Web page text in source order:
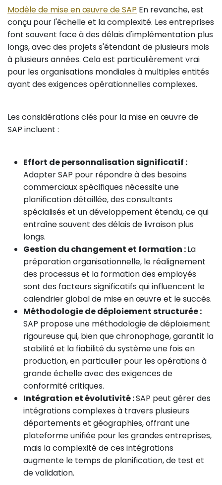
Modèle de mise en œuvre de SAP En revanche, est
conçu pour l'échelle et la complexité. Les entreprises
font souvent face à des délais d'implémentation plus
longs, avec des projets s'étendant de plusieurs mois
à plusieurs années. Cela est particulièrement vrai
pour les organisations mondiales à multiples entités
ayant des exigences opérationnelles complexes.
Les considérations clés pour la mise en œuvre de
SAP incluent :
Effort de personnalisation significatif :
Adapter SAP pour répondre à des besoins
commerciaux spécifiques nécessite une
planification détaillée, des consultants
spécialisés et un développement étendu, ce qui
entraîne souvent des délais de livraison plus
longs.
Gestion du changement et formation :La
préparation organisationnelle, le réalignement
des processus et la formation des employés
sont des facteurs significatifs qui influencent le
calendrier global de mise en œuvre et le succès.
Méthodologie de déploiement structurée :
SAP propose une méthodologie de déploiement
rigoureuse qui, bien que chronophage, garantit la
stabilité et la fiabilité du système une fois en
production, en particulier pour les opérations à
grande échelle avec des exigences de
conformité critiques.
Intégration et évolutivité :SAP peut gérer des
intégrations complexes à travers plusieurs
départements et géographies, offrant une
plateforme unifiée pour les grandes entreprises,
mais la complexité de ces intégrations
augmente le temps de planification, de test et
de validation.